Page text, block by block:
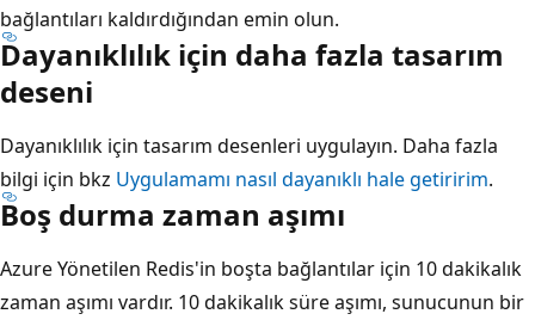
bağlantıları kaldırdığından emin olun.
Dayanıklılık için daha fazla tasarım
deseni
Dayanıklılık için tasarım desenleri uygulayın. Daha fazla
bilgi için bkz Uygulamamı nasıl dayanıklı hale getiririm.
Boş durma zaman aşımı
Azure Yönetilen Redis'in boşta bağlantılar için 10 dakikalık
zaman aşımı vardır. 10 dakikalık süre aşımı, sunucunun bir